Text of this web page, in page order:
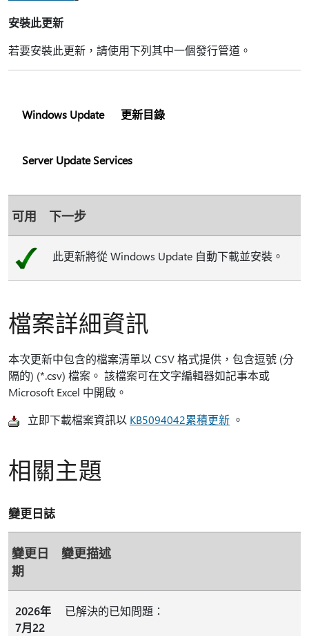
安裝此更新
若要安裝此更新，請使用下列其中一個發行管道。
Windows Update 更新目錄
Server Update Services
可用 下一步
此更新將從 Windows Update 自動下載並安裝。
檔案詳細資訊
本次更新中包含的檔案清單以 CSV 格式提供，包含逗號 (分
隔的) (*.csv) 檔案。 該檔案可在文字編輯器如記事本或
Microsoft Excel 中開啟。
立即下載檔案資訊以 KB5094042累積更新 。
相關主題
變更日誌
變更日
期
變更描述
2026年
7月22
已解決的已知問題：